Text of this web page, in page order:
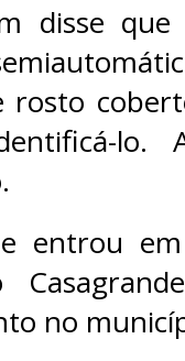
disse
rosto
lo.
entrou
no